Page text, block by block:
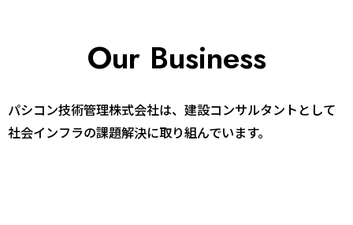
Our Business
パシコン技術管理株式会社は、建設コンサルタントとして
社会インフラの課題解決に取り組んでいます。